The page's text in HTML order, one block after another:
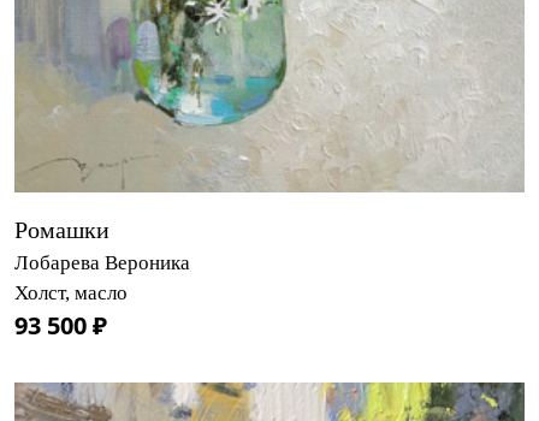
Ромашки
Лобарева Вероника
Холст, масло
93 500 ₽